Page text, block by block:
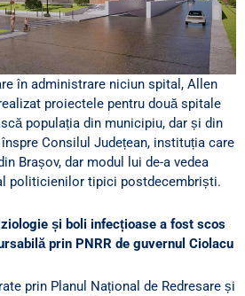
în administrare niciun spital, Allen
proiectele pentru două spitale
populația din municipiu, dar și din
Consilul Județean, instituția care
Brașov, dar modul lui de-a vedea
politicienilor tipici postdecembriști.
și boli infecțioase a fost scos
prin PNRR de guvernul Ciolacu
prin Planul Național de Redresare și